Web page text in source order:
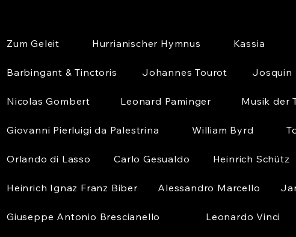
Zum Geleit Hurrianischer Hymnus Kassia
Barbingant & Tinctoris Johannes Tourot Josquin
Nicolas Gombert Leonard Paminger Musik der
Giovanni Pierluigi da Palestrina William Byrd
Orlando di Lasso Carlo Gesualdo Heinrich Schütz
Heinrich Ignaz Franz Biber Alessandro Marcello
Giuseppe Antonio Brescianello Leonardo Vinci